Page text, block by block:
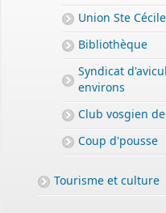
Union Ste Cécile
Bibliothèque
Syndicat
environs
Club vosgien
Coup d'pousse
Tourisme et culture
PERMIS DE
Depuis le 3 janvier 2022,
voie électronique (SVE)
(Permis de construire,
préalable et certificat
et de prise en compte de